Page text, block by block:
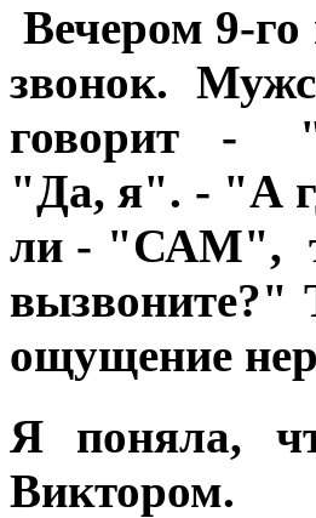
Вечером 9-
звонок.
говорит -
"Да, я". - "А
ли - "САМ",
вызвоните?"
ощущение
Я поняла,
Виктором.